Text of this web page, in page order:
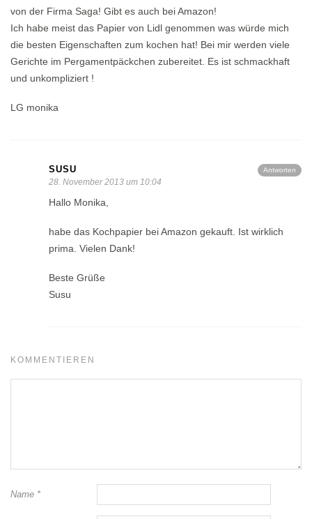
von der Firma Saga! Gibt es auch bei Amazon!
Ich habe meist das Papier von Lidl genommen was würde mich
die besten Eigenschaften zum kochen hat! Bei mir werden viele
Gerichte im Pergamentpäckchen zubereitet. Es ist schmackhaft
und unkompliziert !
LG monika
Antworten
SUSU
28. November 2013 um 10:04
Hallo Monika,
habe das Kochpapier bei Amazon gekauft. Ist wirklich
prima. Vielen Dank!
Beste Grüße
Susu
KOMMENTIEREN
Name *